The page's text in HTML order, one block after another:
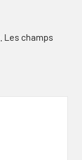
Les champs